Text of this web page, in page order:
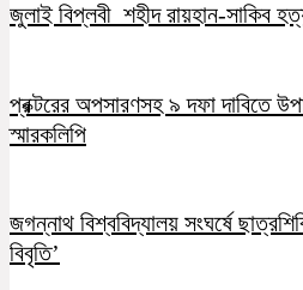
জুলাই বিপ্লবী শহীদ রায়হান-সাকিব
প্রক্টরের অপসারণসহ ৯ দফা দাবিতে
স্মারকলিপি
জগন্নাথ বিশ্ববিদ্যালয় সংঘর্ষে
বিবৃতি’